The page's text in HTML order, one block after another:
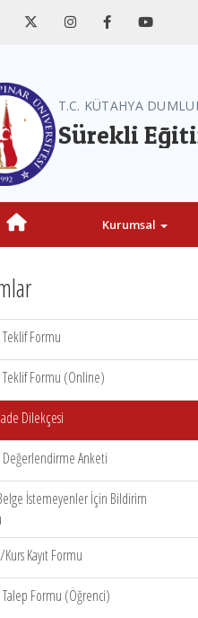
T.C. KÜTAHYA
Sürekli
Kurumsal
Formu
Teklif Formu (Online)
Dilekçesi
Değerlendirme Anketi
Belge İstemeyenler İçin Bildirim
Kayıt Formu
Formu (Öğrenci)